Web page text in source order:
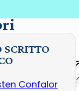
SCRITTO
Confalor